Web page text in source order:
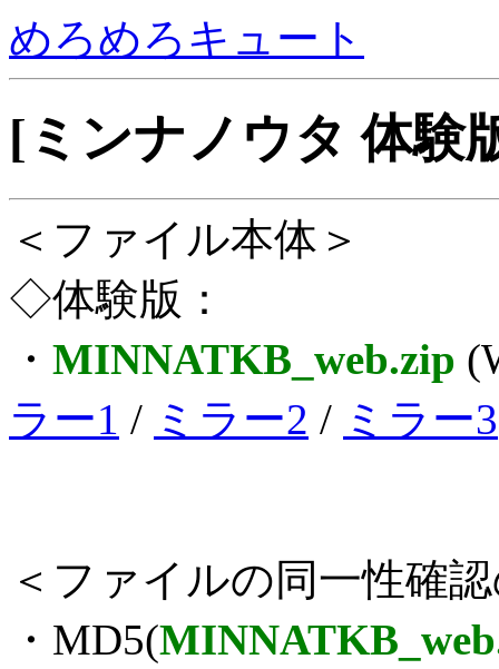
めろめろキュート
[ミンナノウタ 体験
＜ファイル本体＞
◇体験版：
・ MINNATKB_web.zip
ラー1 / ミラー2 / ミラー3
＜ファイルの同一性確
・MD5(